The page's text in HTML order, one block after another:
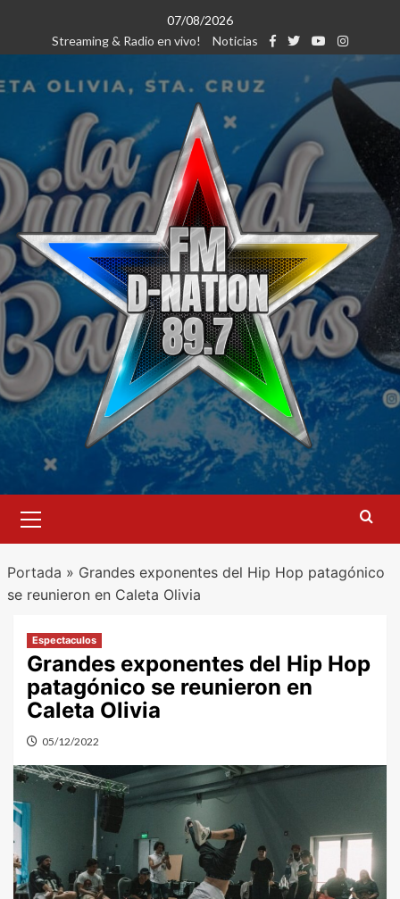
contenido
07/08/2026
Streaming & Radio en vivo!
Noticias
primario
Portada » Grandes exponentes del Hip Hop patagónico
se reunieron en Caleta Olivia
Espectaculos
Grandes exponentes del Hip Hop
patagónico se reunieron en
Caleta Olivia
05/12/2022